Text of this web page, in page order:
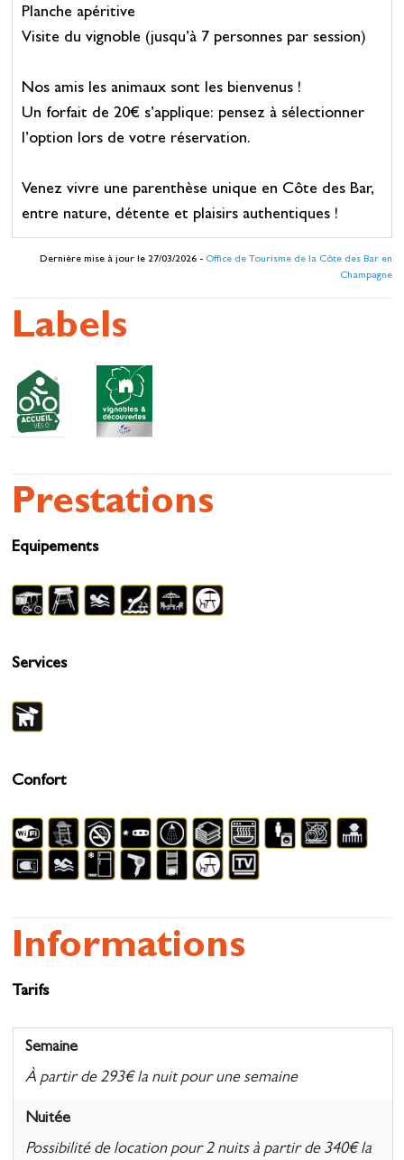
Planche apéritive
Visite du vignoble (jusqu’à 7 personnes par session)
Nos amis les animaux sont les bienvenus !
Un forfait de 20€ s’applique: pensez à sélectionner
l’option lors de votre réservation.
Venez vivre une parenthèse unique en Côte des Bar,
entre nature, détente et plaisirs authentiques !
Dernière mise à jour le 27/03/2026 - Office de Tourisme de la Côte des Bar en
Champagne
Labels
Prestations
Equipements
Services
Confort
Informations
Tarifs
Semaine
À partir de 293€ la nuit pour une semaine
Nuitée
Possibilité de location pour 2 nuits à partir de 340€ la